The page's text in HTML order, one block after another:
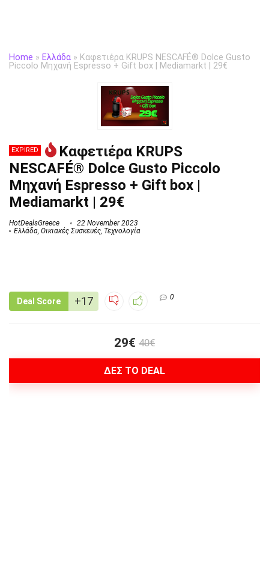
Home » Ελλάδα » Καφετιέρα KRUPS NESCAFÉ® Dolce Gusto
Piccolo Μηχανή Espresso + Gift box | Mediamarkt | 29€
EXPIRED
Καφετιέρα KRUPS
NESCAFÉ® Dolce Gusto Piccolo
Μηχανή Espresso + Gift box |
Mediamarkt | 29€
HotDealsGreece
22 November 2023
Ελλάδα, Οικιακές Συσκευές, Τεχνολογία
Deal Score +17 0
29€ 40€
ΔΕΣ ΤΟ DEAL